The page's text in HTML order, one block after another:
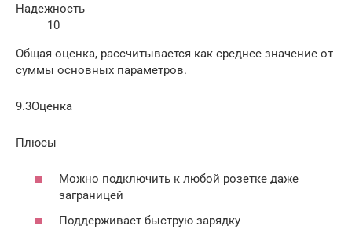
Надежность
10
Общая оценка, рассчитывается как среднее значение от
суммы основных параметров.
9.3Оценка
Плюсы
Можно подключить к любой розетке даже
заграницей
Поддерживает быструю зарядку